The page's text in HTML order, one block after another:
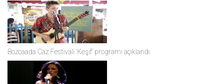
Bozcaada Caz Festivali ‘Keşif’ programı açıklandı